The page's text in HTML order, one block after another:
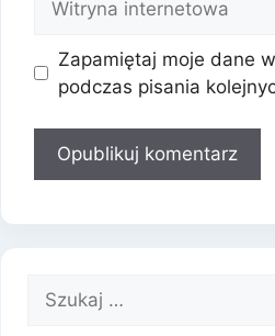
internetowa
Zapamiętaj moje dane
podczas pisania
Szukaj: